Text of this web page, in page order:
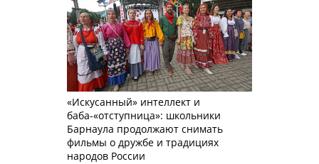
«Искусанный» интеллект и
баба-«отступница»: школьники
Барнаула продолжают снимать
фильмы о дружбе и традициях
народов России